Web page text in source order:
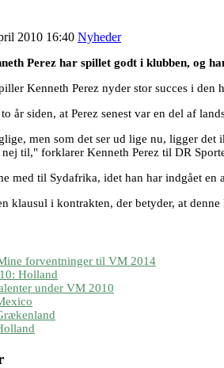
2010 16:40 Nyheder
Perez har spillet godt i klubben, og
Kenneth Perez nyder stor succes i
år siden, at Perez senest var en del af
men som det ser ud lige nu, ligger
til," forklarer Kenneth Perez til DR
med til Sydafrika, idet han har indgået
klausul i kontrakten, der betyder, at
forventninger til VM 2014
Holland
under VM 2010